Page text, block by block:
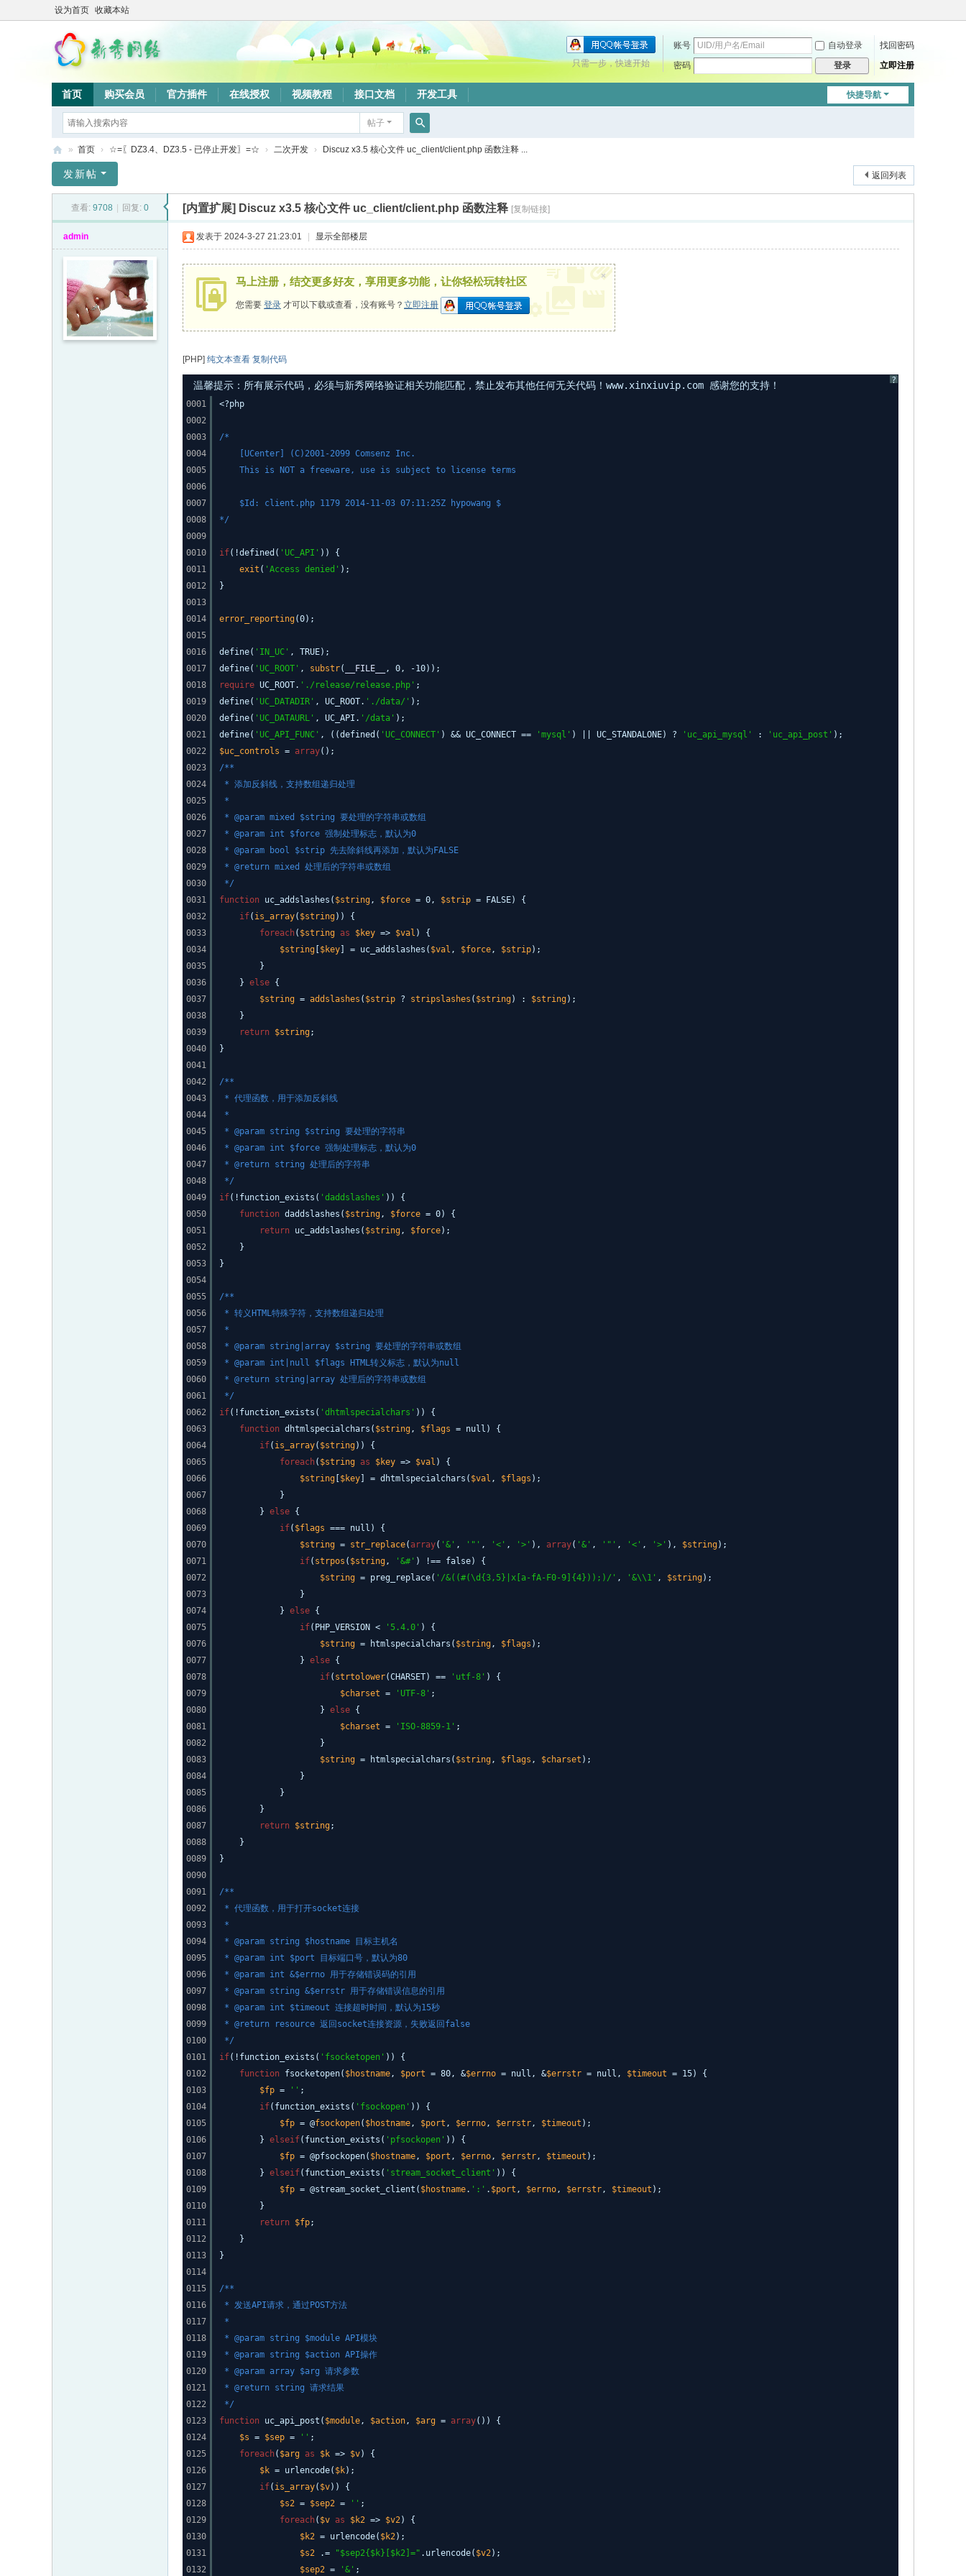
设为首页 收藏本站
账号 自动登录
找回密码
密码
登录 立即注册
只需一步，快速开始
快捷导航
首页 购买会员 官方插件 在线授权 视频教程 接口文档 开发工具
帖子
搜
秀
» 首页 › ☆=〖DZ3.4、DZ3.5 - 已停止开发〗=☆ › 二次开发 › Discuz x3.5 核心文件 uc_client/client.php 函数注释 ...
返回列表
发新帖
查看: 9708 回复: 0 [内置扩展] Discuz x3.5 核心文件 uc_client/client.php 函数注释 [复制链接]
admin 发表于 2024-3-27 21:23:01 显示全部楼层
马上注册，结交更多好友，享用更多功能，让你轻松玩转社区
您需要 登录 才可以下载或查看，没有账号？ 立即注册
×
[PHP] 纯文本查看 复制代码
?
温馨提示：所有展示代码，必须与新秀网络验证相关功能匹配，禁止发布其他任何无关代码！www.xinxiuvip.com 感谢您的支持！
0001
0002
0003
0004
0005
0006
0007
0008
0009
0010
0011
0012
0013
0014
0015
0016
0017
0018
0019
0020
0021
0022
0023
0024
0025
0026
0027
0028
0029
0030
0031
0032
0033
0034
0035
0036
0037
0038
0039
0040
0041
0042
0043
0044
0045
0046
0047
0048
0049
0050
0051
0052
0053
0054
0055
0056
0057
0058
0059
0060
0061
0062
0063
0064
0065
0066
0067
0068
0069
0070
0071
0072
0073
0074
0075
0076
0077
0078
0079
0080
0081
0082
0083
0084
0085
0086
0087
0088
0089
0090
0091
0092
0093
0094
0095
0096
0097
0098
0099
0100
0101
0102
0103
0104
0105
0106
0107
0108
0109
0110
0111
0112
0113
0114
0115
0116
0117
0118
0119
0120
0121
0122
0123
0124
0125
0126
0127
0128
0129
0130
0131
0132
<?php
/*
[UCenter] (C)2001-2099 Comsenz Inc.
This is NOT a freeware, use is subject to license terms
$Id: client.php 1179 2014-11-03 07:11:25Z hypowang $
*/
if(!defined( 'UC_API' )) {
exit ( 'Access denied' );
}
error_reporting(0);
define( 'IN_UC' , TRUE);
define( 'UC_ROOT' , substr( __FILE__
, 0, -10));
require UC_ROOT. './release/release.php' ;
define( 'UC_DATADIR' , UC_ROOT. './data/' );
define( 'UC_DATAURL' , UC_API. '/data' );
define( 'UC_API_FUNC' , ((defined( 'UC_CONNECT' ) && UC_CONNECT == 'mysql' ) || UC_STANDALONE) ? 'uc_api_mysql' : 'uc_api_post' );
$uc_controls = array();
/**
* 添加反斜线，支持数组递归处理
*
* @param mixed $string 要处理的字符串或数组
* @param int $force 强制处理标志，默认为0
* @param bool $strip 先去除斜线再添加，默认为FALSE
* @return mixed 处理后的字符串或数组
*/
function uc_addslashes( $string, $force = 0, $strip = FALSE) {
if( is_array( $string)) {
foreach( $string as $key => $val ) {
$string $key ] = uc_addslashes( $val , $force, $strip);
}
} else {
$string = addslashes ( $strip ? stripslashes ( $string) : $string);
}
return $string;
}
/**
* 代理函数，用于添加反斜线
*
* @param string $string 要处理的字符串
* @param int $force 强制处理标志，默认为0
* @return string 处理后的字符串
*/
if(!function_exists( 'daddslashes' )) {
function daddslashes( $string, $force = 0) {
return uc_addslashes( $string, $force);
}
}
/**
* 转义HTML特殊字符，支持数组递归处理
*
* @param string|array $string 要处理的字符串或数组
* @param int|null $flags HTML转义标志，默认为null
* @return string|array 处理后的字符串或数组
*/
if(!function_exists( 'dhtmlspecialchars' )) {
function dhtmlspecialchars( $string, $flags = null) {
if( is_array( $string)) {
foreach( $string as $key => $val ) {
$string $key ] = dhtmlspecialchars( $val , $flags );
}
} else {
if( $flags === null) {
$string = str_replace( array( '&' , '"' , '<' , '>' ), array( '&' , '"' , '<' , '>' ), $string);
if( strpos ( $string, '&#' ) !== false) {
$string = preg_replace( '/&((#(\d{3,5}|x[a-fA-F0-9]{4}));)/' , '&\\1' , $string);
}
} else {
if(PHP_VERSION < '5.4.0' ) {
$string = htmlspecialchars( $string, $flags );
} else {
if( strtolower(CHARSET) == 'utf-8' ) {
$charset = 'UTF-8' ;
} else {
$charset = 'ISO-8859-1' ;
}
$string = htmlspecialchars( $string, $flags , $charset );
}
}
}
return $string;
}
}
/**
* 代理函数，用于打开socket连接
*
* @param string $hostname 目标主机名
* @param int $port 目标端口号，默认为80
* @param int &$errno 用于存储错误码的引用
* @param string &$errstr 用于存储错误信息的引用
* @param int $timeout 连接超时时间，默认为15秒
* @return resource 返回socket连接资源，失败返回false
*/
if(!function_exists( 'fsocketopen' )) {
function fsocketopen( $hostname, $port = 80, &$errno = null, &$errstr = null, $timeout = 15) {
$fp = '' ;
if(function_exists( 'fsockopen' )) {
$fp = @fsockopen( $hostname, $port , $errno, $errstr, $timeout );
} elseif(function_exists( 'pfsockopen' )) {
$fp = @pfsockopen( $hostname, $port , $errno, $errstr, $timeout );
} elseif(function_exists( 'stream_socket_client' )) {
$fp = @stream_socket_client( $hostname. ':' . $port , $errno, $errstr, $timeout );
}
return $fp;
}
}
/**
* 发送API请求，通过POST方法
*
* @param string $module API模块
* @param string $action API操作
* @param array $arg 请求参数
* @return string 请求结果
*/
function uc_api_post( $module, $action, $arg = array()) {
$s = $sep = '' ;
foreach( $arg as $k => $v) {
$k = urlencode( $k);
if( is_array( $v)) {
$s2 = $sep2 = '' ;
foreach( $v as $k2 => $v2) {
$k2 = urlencode( $k2);
$s2
.= "$sep2{$k}[$k2]=" .urlencode( $v2);
$sep2 = '&' ;